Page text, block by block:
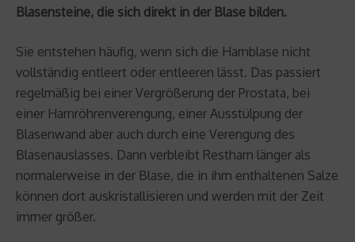
Blasensteine, die sich direkt in der Blase bilden.
Sie entstehen häufig, wenn sich die Harnblase nicht
vollständig entleert oder entleeren lässt. Das passiert
regelmäßig bei einer Vergrößerung der Prostata, bei
einer Harnröhrenverengung, einer Ausstülpung der
Blasenwand aber auch durch eine Verengung des
Blasenauslasses. Dann verbleibt Restharn länger als
normalerweise in der Blase, die in ihm enthaltenen Salze
können dort auskristallisieren und werden mit der Zeit
immer größer.